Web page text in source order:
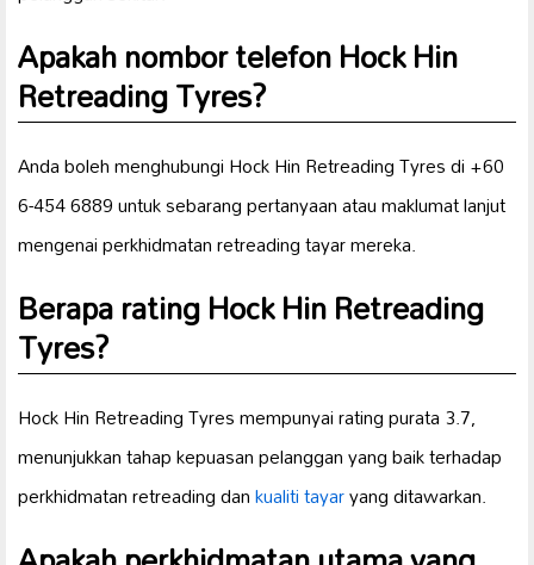
Apakah nombor telefon Hock Hin
Retreading Tyres?
Anda boleh menghubungi Hock Hin Retreading Tyres di +60
6-454 6889 untuk sebarang pertanyaan atau maklumat lanjut
mengenai perkhidmatan retreading tayar mereka.
Berapa rating Hock Hin Retreading
Tyres?
Hock Hin Retreading Tyres mempunyai rating purata 3.7,
menunjukkan tahap kepuasan pelanggan yang baik terhadap
perkhidmatan retreading dankualiti tayaryang ditawarkan.